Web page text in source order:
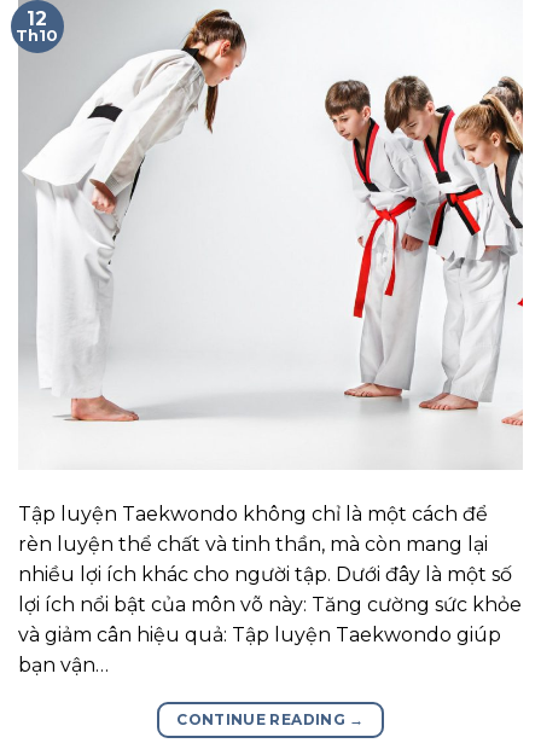
12
Th10
Tập luyện Taekwondo không chỉ là một cách để
rèn luyện thể chất và tinh thần, mà còn mang lại
nhiều lợi ích khác cho người tập. Dưới đây là một số
lợi ích nổi bật của môn võ này: Tăng cường sức khỏe
và giảm cân hiệu quả: Tập luyện Taekwondo giúp
bạn vận…
CONTINUE READING →